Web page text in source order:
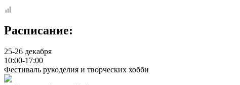
Расписание:
25-26 декабря
10:00-17:00
Фестиваль рукоделия и творческих хобби